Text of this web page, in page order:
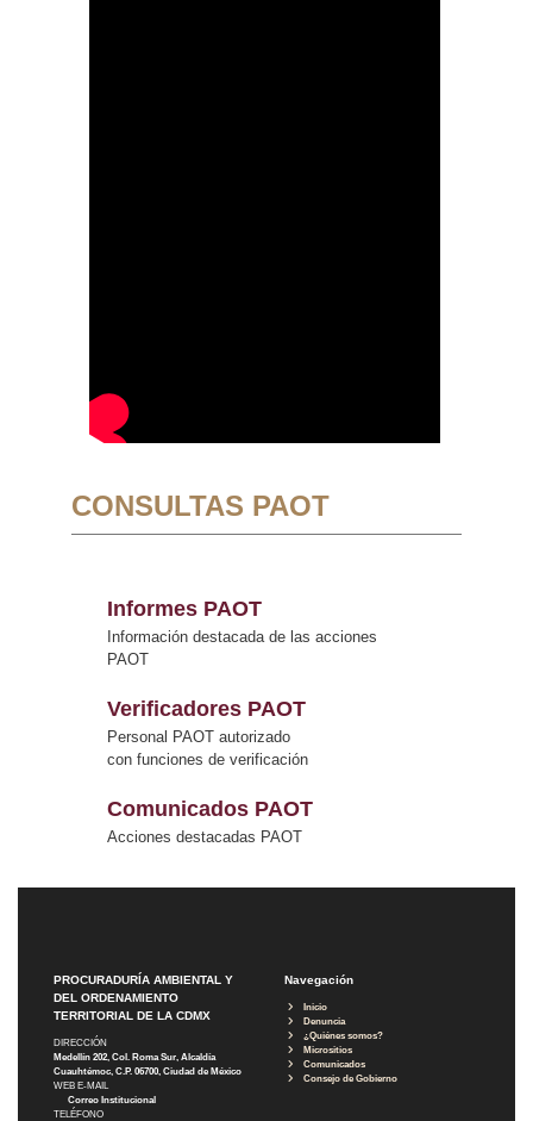
CONSULTAS PAOT
Informes PAOT
Información destacada de las acciones
PAOT
Verificadores PAOT
Personal PAOT autorizado
con funciones de verificación
Comunicados PAOT
Acciones destacadas PAOT
PROCURADURÍA AMBIENTAL Y
DEL ORDENAMIENTO
TERRITORIAL DE LA CDMX
DIRECCIÓN
Medellín 202, Col. Roma Sur, Alcaldía
Cuauhtémoc, C.P. 06700, Ciudad de México
WEB E-MAIL
Correo Institucional
TELÉFONO
Navegación
Inicio
Denuncia
¿Quiénes somos?
Micrositios
Comunicados
Consejo de Gobierno